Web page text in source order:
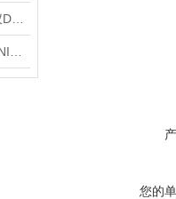
您的